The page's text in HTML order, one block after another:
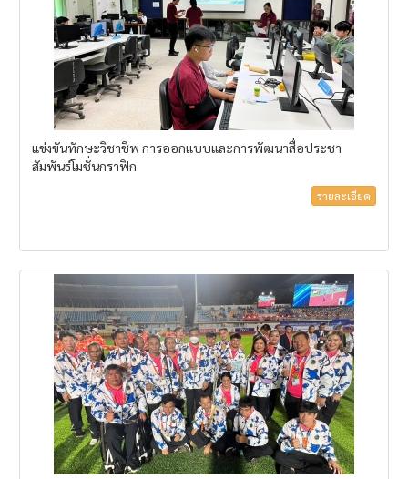
แข่งขันทักษะวิชาชีพ การออกแบบและการพัฒนาสื่อประชา
สัมพันธ์โมชั่นกราฟิก
รายละเอียด